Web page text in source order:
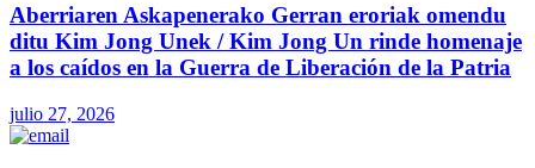
Aberriaren Askapenerako Gerran eroriak omendu
ditu Kim Jong Unek / Kim Jong Un rinde homenaje
a los caídos en la Guerra de Liberación de la Patria
julio 27, 2026